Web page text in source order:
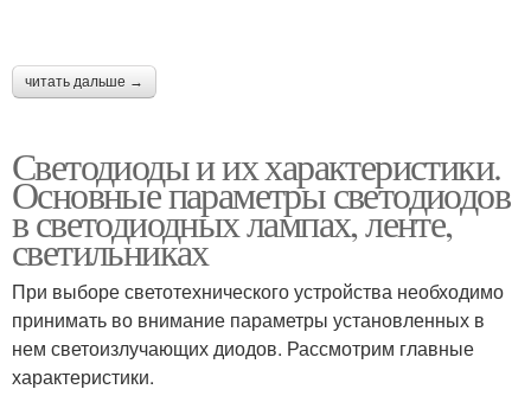
читать дальше →
Светодиоды и их характеристики.
Основные параметры светодиодов
в светодиодных лампах, ленте,
светильниках
При выборе светотехнического устройства необходимо
принимать во внимание параметры установленных в
нем светоизлучающих диодов. Рассмотрим главные
характеристики.